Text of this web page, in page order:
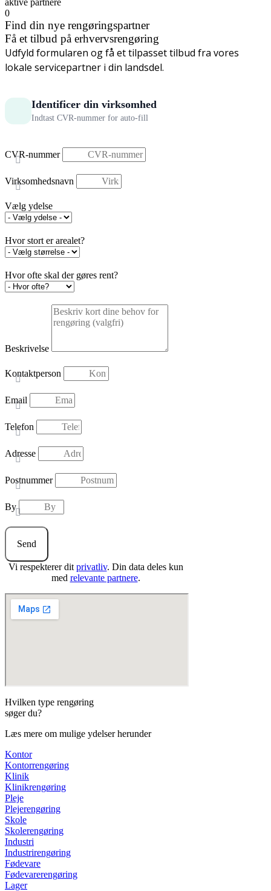
0
Find din nye rengøringspartner
Få et tilbud på erhvervsrengøring
Udfyld formularen og få et tilpasset tilbud fra vores
lokale servicepartner i din landsdel.
Identificer din virksomhed
Indtast CVR-nummer for auto-fill
CVR-nummer
Virksomhedsnavn
Vælg ydelse
Hvor stort er arealet?
Hvor ofte skal der gøres rent?
Beskrivelse
Kontaktperson
Email
Telefon
Adresse
Postnummer
By
Send
Vi respekterer dit privatliv. Din data deles kun
med relevante partnere.
Hvilken type rengøring
søger du?
Læs mere om mulige ydelser herunder
Kontor
Kontorrengøring
Klinik
Klinikrengøring
Pleje
Plejerengøring
Skole
Skolerengøring
Industri
Industrirengøring
Fødevare
Fødevarerengøring
Lager